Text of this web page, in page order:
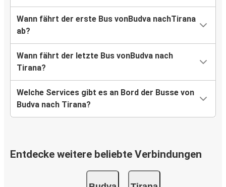
Wann fährt der erste Bus vonBudva nachTirana
ab?
Wann fährt der letzte Bus vonBudva nach
Tirana?
Welche Services gibt es an Bord der Busse von
Budva nach Tirana?
Entdecke weitere beliebte Verbindungen